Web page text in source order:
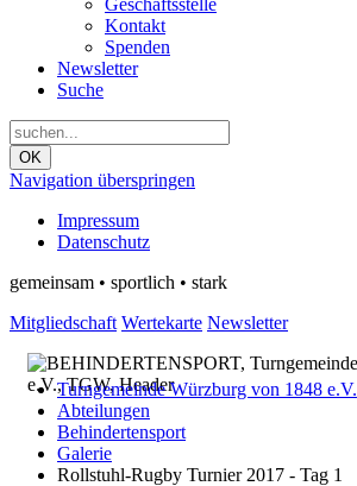
Geschäftsstelle
Kontakt
Spenden
Newsletter
Suche
OK
Navigation überspringen
Impressum
Datenschutz
gemeinsam • sportlich • stark
Mitgliedschaft Wertekarte Newsletter
Turngemeinde Würzburg von 1848 e.V.
Abteilungen
Behindertensport
Galerie
Rollstuhl-Rugby Turnier 2017 - Tag 1